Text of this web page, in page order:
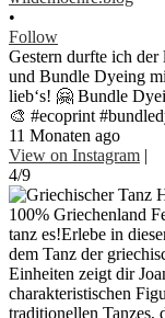
•
Follow
Gestern durfte ich
und Bundle Dyeing
lieb‘s! 🤗 Bundle
🎨 #ecoprint
11 Monaten ago
View on Instagram |
4/9